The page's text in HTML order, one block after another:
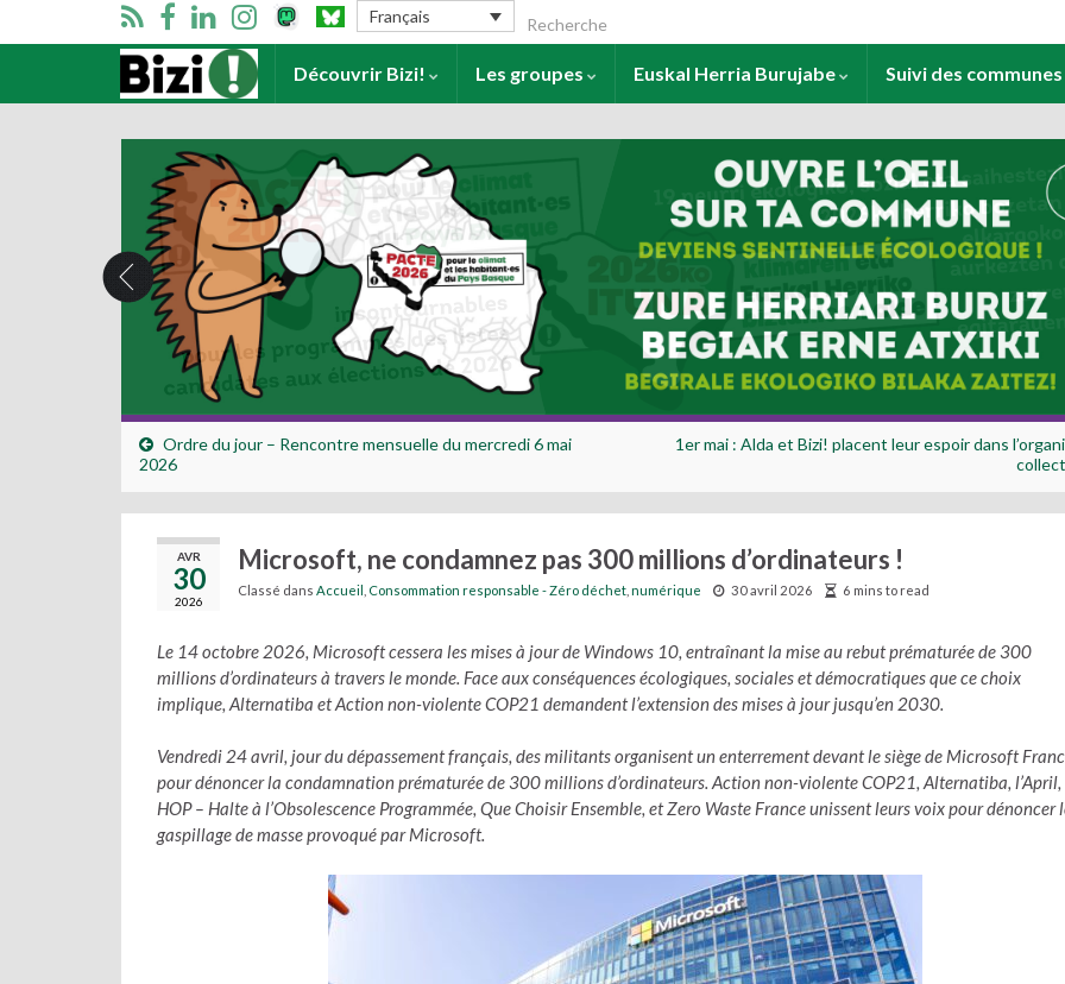
Français Search for:
Accueil Découvrir Bizi! Les groupes Euskal Herria Burujabe Suivi des communes
Ordre du jour – Rencontre mensuelle du mercredi 6 mai
2026
1er mai : Alda et Bizi! placent leur espoir dans
AVR
30
2026
Microsoft, ne condamnez pas 300 millions d’ordinateurs !
Classé dans Accueil Consommation responsable - Zéro déchet numérique 30 avril 2026 6 mins to read
Le 14 octobre 2026, Microsoft cessera les mises à jour de Windows 10, entraînant la mise au rebut prématurée de 300
millions d’ordinateurs à travers le monde. Face aux conséquences écologiques, sociales et démocratiques que ce choix
implique, Alternatiba et Action non-violente COP21 demandent l’extension des mises à jour jusqu’en 2030.
Vendredi 24 avril, jour du dépassement français, des militants organisent un enterrement devant le siège de Microsoft
pour dénoncer la condamnation prématurée de 300 millions d’ordinateurs. Action non-violente COP21, Alternatiba, l’April,
HOP – Halte à l’Obsolescence Programmée, Que Choisir Ensemble, et Zero Waste France unissent leurs voix pour dénoncer
gaspillage de masse provoqué par Microsoft.